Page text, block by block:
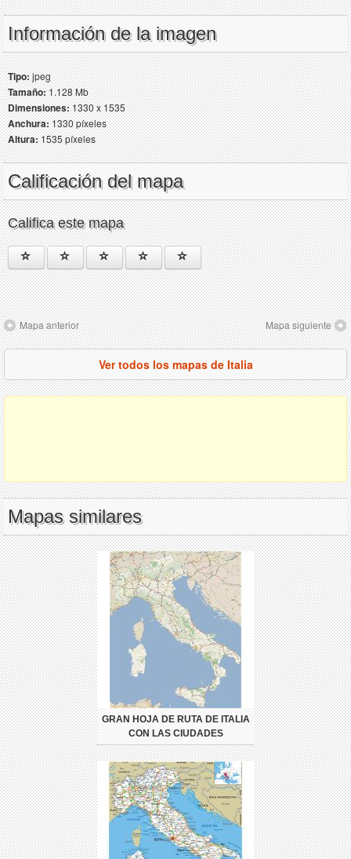
Información de la imagen
Tipo:jpeg
Tamaño:1.128 Mb
Dimensiones:1330 x 1535
Anchura:1330 píxeles
Altura:1535 píxeles
Calificación del mapa
Califica este mapa
Mapa anterior Mapa siguiente
Ver todos los mapas de Italia
Mapas similares
GRAN HOJA DE RUTA DE ITALIA
CON LAS CIUDADES